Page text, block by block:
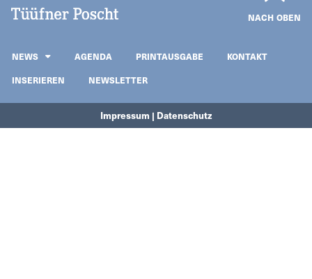
NACH OBEN
NEWS AGENDA PRINTAUSGABE
KONTAKT
INSERIEREN
NEWSLETTER
Impressum | Datenschutz